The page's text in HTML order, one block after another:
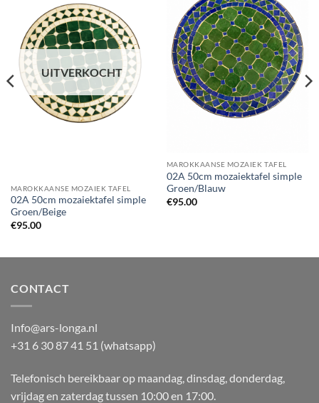
UITVERKOCHT
MAROKKAANSE MOZAIEK TAFEL
02A 50cm mozaiektafel simple
Groen/Beige
€95.00
MAROKKAANSE MOZAIEK TAFEL
02A 50cm mozaiektafel simple
Groen/Blauw
€95.00
CONTACT
Info@ars-longa.nl
+31 6 30 87 41 51 (whatsapp)
Telefonisch bereikbaar op maandag, dinsdag, donderdag,
vrijdag en zaterdag tussen 10:00 en 17:00.